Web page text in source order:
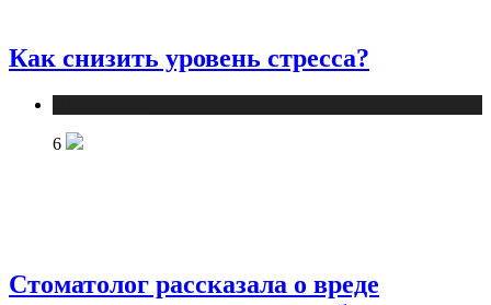
Как снизить уровень стресса?
6
Стоматолог рассказала о вреде